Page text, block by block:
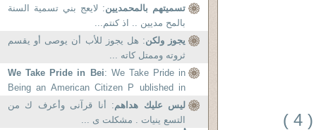
ف 7 : قضية الحيض بين الاسلام والدين الٍسُّنى : ( 4 )
تسميتهم بالمحمديين: لايعج بني تسمية السنة
بالمح مديين .. اذ كنتم...
يجوز ولكن: هل يجوز للأب أن يوصى أو يقسم
ثروته وممتل كاته ...
We Take Pride in Bei: We Take Pride in
Being an American Citizen P ublished in
April 18,...
ليس عليك هداهم: أنا قرآنى وأعرف ك من
التسع ينيات . مشكلت ى ...